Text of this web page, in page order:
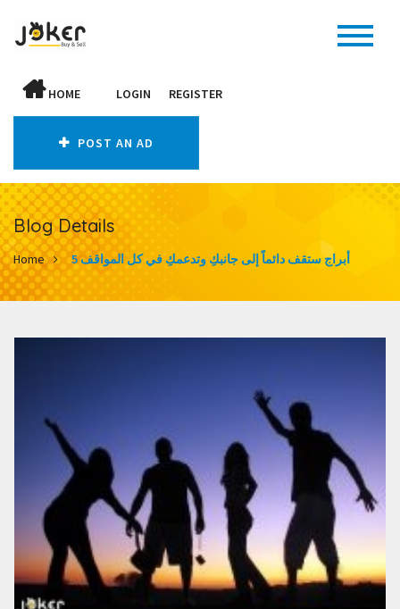
HOME LOGIN REGISTER
POST AN AD
Blog Details
Home 5 أبراج ستقف دائماً إلى جانبكِ وتدعمكِ في كل المواقف